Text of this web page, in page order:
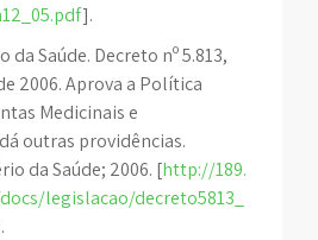
].
Saúde. Decreto nº 5.813,
2006. Aprova a Política
Medicinais e
outras providências.
da Saúde; 2006. [http://189.
legislacao/decreto5813_